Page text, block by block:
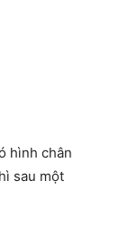
hình chân
sau một